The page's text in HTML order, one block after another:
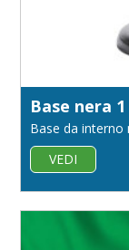
Base nera
Base da
VEDI